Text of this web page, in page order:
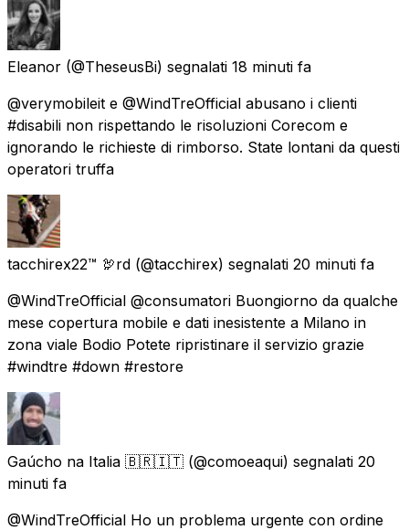
Eleanor (@TheseusBi) segnalati 18 minuti fa
@verymobileit e @WindTreOfficial abusano i clienti
#disabili non rispettando le risoluzioni Corecom e
ignorando le richieste di rimborso. State lontani da questi
operatori truffa
tacchirex22™ 🦃rd (@tacchirex) segnalati 20 minuti fa
@WindTreOfficial @consumatori Buongiorno da qualche
mese copertura mobile e dati inesistente a Milano in
zona viale Bodio Potete ripristinare il servizio grazie
#windtre #down #restore
Gaúcho na Italia 🇧🇷🇮🇹 (@comoeaqui) segnalati 20
minuti fa
@WindTreOfficial Ho un problema urgente con ordine